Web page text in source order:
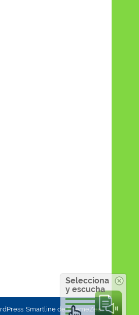
Smartline de ThemeZee.
Selecciona
y escucha